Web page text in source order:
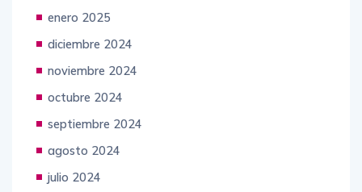
enero 2025
diciembre 2024
noviembre 2024
octubre 2024
septiembre 2024
agosto 2024
julio 2024